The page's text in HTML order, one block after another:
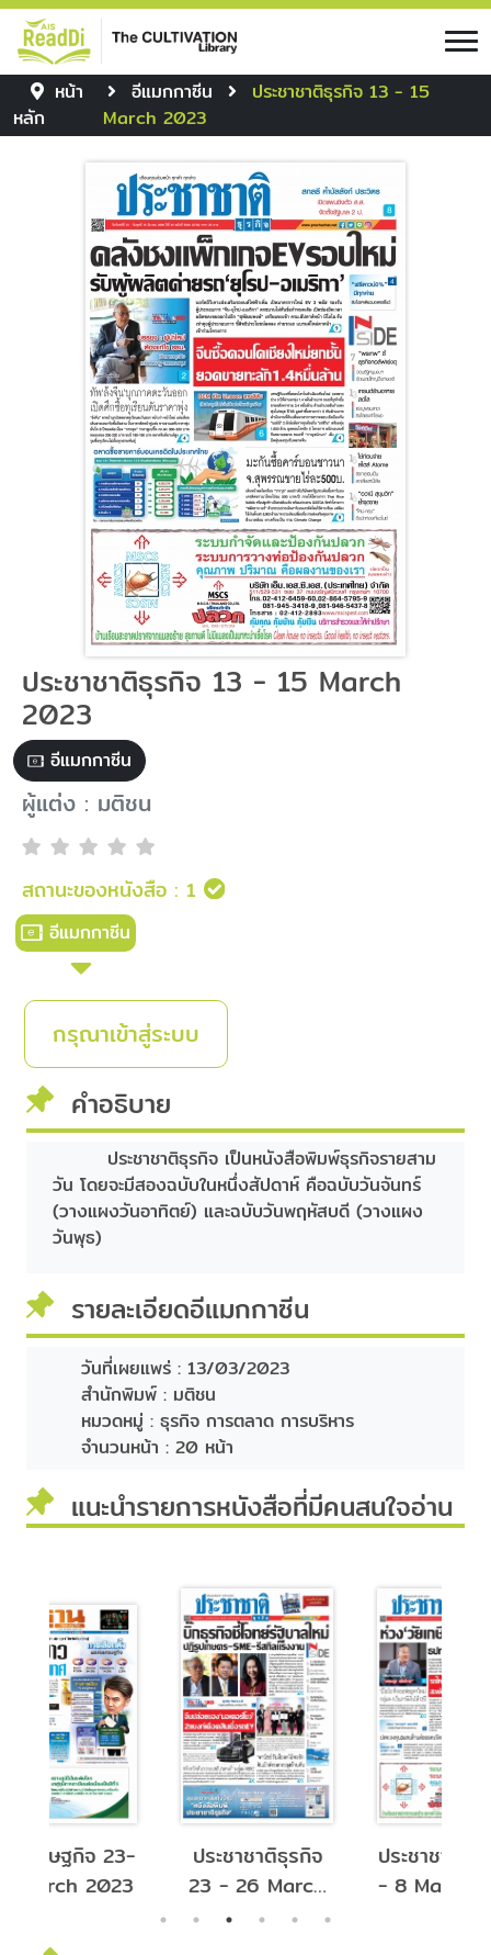
หน้า
หลัก
อีแมกกาซีน
ประชาชาติธุรกิจ 13 - 15
March 2023
ประชาชาติธุรกิจ 13 - 15 March
2023
อีแมกกาซีน
ผู้แต่ง : มติชน
สถานะของหนังสือ : 1
อีแมกกาซีน
กรุณาเข้าสู่ระบบ
คำอธิบาย
ประชาชาติธุรกิจ เป็นหนังสือพิมพ์ธุรกิจรายสาม
วัน โดยจะมีสองฉบับในหนึ่งสัปดาห์ คือฉบับวันจันทร์
(วางแผงวันอาทิตย์) และฉบับวันพฤหัสบดี (วางแผง
วันพุธ)
รายละเอียดอีแมกกาซีน
วันที่เผยแพร่ : 13/03/2023
สำนักพิมพ์ : มติชน
หมวดหมู่ : ธุรกิจ การตลาด การบริหาร
จำนวนหน้า : 20 หน้า
แนะนำรายการหนังสือที่มีคนสนใจอ่าน
ประชาชาติธุรกิจ 6
- 8 March 2023
ประชาชาติธุรกิจ
26 - 29
January 2023